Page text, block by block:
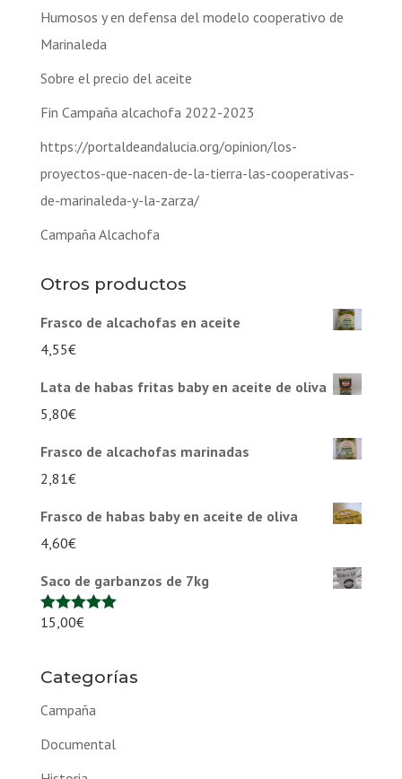
Humosos y en defensa del modelo cooperativo de
Marinaleda
Sobre el precio del aceite
Fin Campaña alcachofa 2022-2023
https://portaldeandalucia.org/opinion/los-
proyectos-que-nacen-de-la-tierra-las-cooperativas-
de-marinaleda-y-la-zarza/
Campaña Alcachofa
Otros productos
Frasco de alcachofas en aceite
4,55€
Lata de habas fritas baby en aceite de oliva
5,80€
Frasco de alcachofas marinadas
2,81€
Frasco de habas baby en aceite de oliva
4,60€
Saco de garbanzos de 7kg
Valorado en
15,00€
Categorías
Campaña
Documental